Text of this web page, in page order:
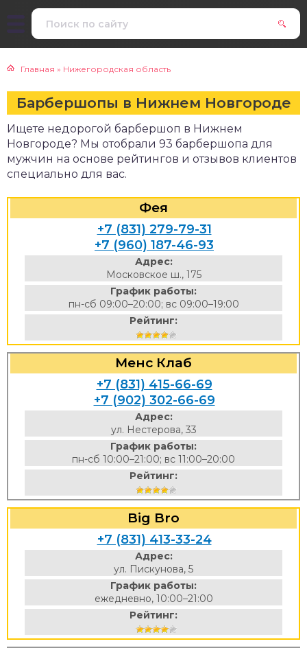
Главная » Нижегородская область
Барбершопы в Нижнем Новгороде
Ищете недорогой барбершоп в Нижнем
Новгороде? Мы отобрали 93 барбершопа для
мужчин на основе рейтингов и отзывов клиентов
специально для вас.
Фея
+7 (831) 279-79-31
+7 (960) 187-46-93
Адрес:
Московское ш., 175
График работы:
пн-сб 09:00–20:00; вс 09:00–19:00
Рейтинг:
Менс Клаб
+7 (831) 415-66-69
+7 (902) 302-66-69
Адрес:
ул. Нестерова, 33
График работы:
пн-сб 10:00–21:00; вс 11:00–20:00
Рейтинг:
Big Bro
+7 (831) 413-33-24
Адрес:
ул. Пискунова, 5
График работы:
ежедневно, 10:00–21:00
Рейтинг: